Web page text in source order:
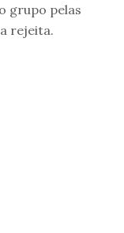
grupo pelas
rejeita.